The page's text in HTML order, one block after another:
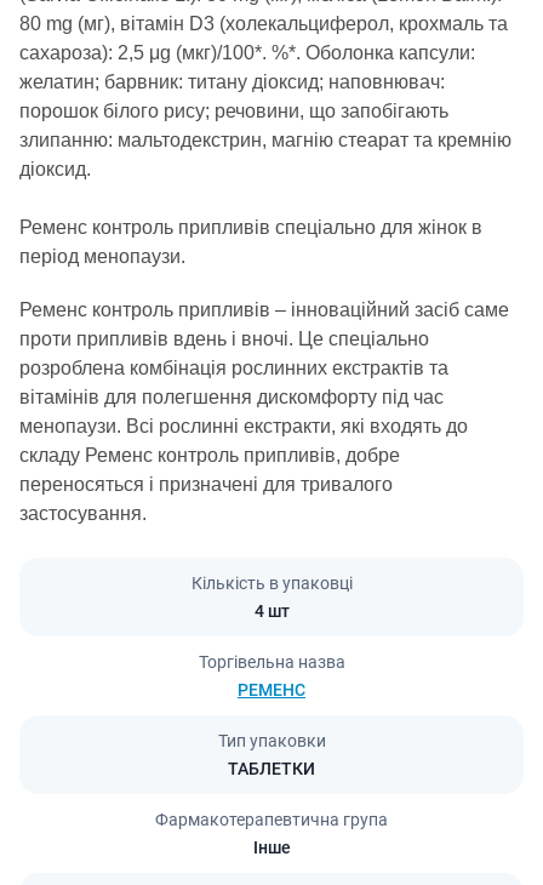
80 mg (мг), вітамін D3 (холекальциферол, крохмаль та
сахароза): 2,5 μg (мкг)/100*. %*. Оболонка капсули:
желатин; барвник: титану діоксид; наповнювач:
порошок білого рису; речовини, що запобігають
злипанню: мальтодекстрин, магнію стеарат та кремнію
діоксид.
Ременс контроль припливів спеціально для жінок в
період менопаузи.
Ременс контроль припливів – інноваційний засіб саме
проти припливів вдень і вночі. Це спеціально
розроблена комбінація рослинних екстрактів та
вітамінів для полегшення дискомфорту під час
менопаузи. Всі рослинні екстракти, які входять до
складу Ременс контроль припливів, добре
переносяться і призначені для тривалого
застосування.
Кількість в упаковці
4 шт
Торгівельна назва
РЕМЕНС
Тип упаковки
ТАБЛЕТКИ
Фармакотерапевтична група
Інше